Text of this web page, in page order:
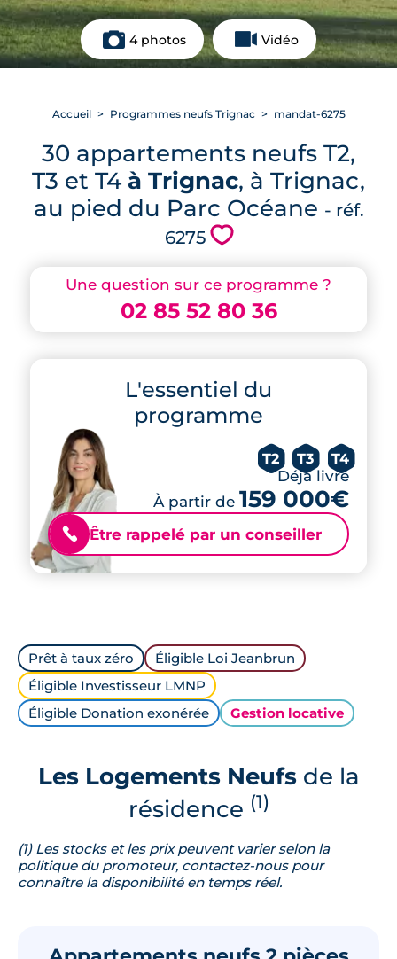
4 photos Vidéo
Une question sur ce programme ?
02 85 52 80 36
L'essentiel du
programme
T2 T3 T4
Déjà livré
À partir de 159 000€
📞 Être rappelé par un conseiller
Accueil Programmes neufs Trignac mandat-6275
30 appartements neufs T2,
T3 et T4 à Trignac, à Trignac,
au pied du Parc Océane - réf.
6275 💗
Prêt à taux zéro
Éligible Loi Jeanbrun
Éligible Investisseur LMNP
Éligible Donation exonérée
Gestion locative
Les Logements Neufsde la
résidence (1)
(1) Les stocks et les prix peuvent varier selon la
politique du promoteur, contactez-nous pour
connaître la disponibilité en temps réel.